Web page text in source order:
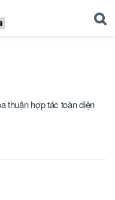
thuận hợp tác toàn diện